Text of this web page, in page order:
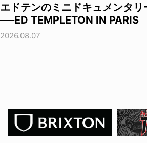
エドテンのミニドキュメンタリ
──ED TEMPLETON IN PARIS
2026.08.07